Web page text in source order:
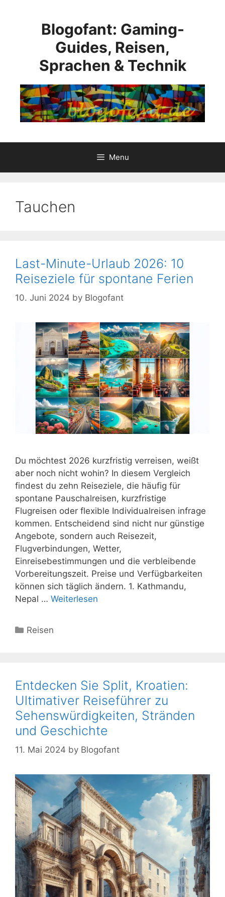
Blogofant: Gaming-
Guides, Reisen,
Sprachen & Technik
Menu
Tauchen
Last-Minute-Urlaub 2026: 10
Reiseziele für spontane Ferien
10. Juni 2024 by Blogofant
Du möchtest 2026 kurzfristig verreisen, weißt
aber noch nicht wohin? In diesem Vergleich
findest du zehn Reiseziele, die häufig für
spontane Pauschalreisen, kurzfristige
Flugreisen oder flexible Individualreisen infrage
kommen. Entscheidend sind nicht nur günstige
Angebote, sondern auch Reisezeit,
Flugverbindungen, Wetter,
Einreisebestimmungen und die verbleibende
Vorbereitungszeit. Preise und Verfügbarkeiten
können sich täglich ändern. 1. Kathmandu,
Nepal … Weiterlesen
Kategorien
Reisen
Entdecken Sie Split, Kroatien:
Ultimativer Reiseführer zu
Sehenswürdigkeiten, Stränden
und Geschichte
11. Mai 2024 by Blogofant